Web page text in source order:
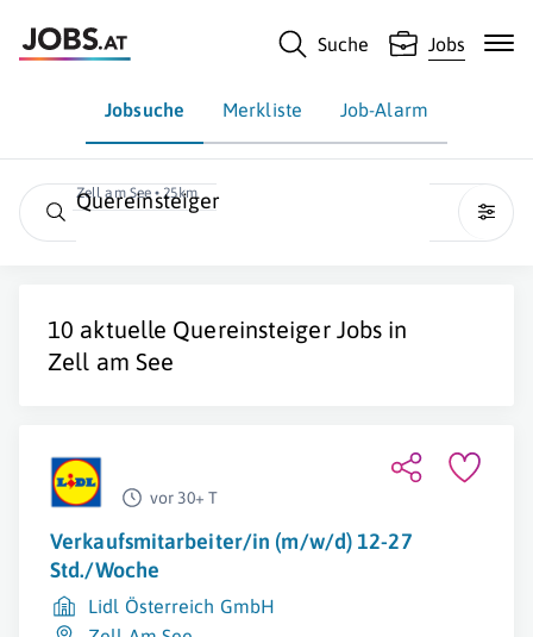
Suche Jobs
Jobsuche Merkliste Job-Alarm
Zell am See • 25km
Quereinsteiger
10 aktuelle QuereinsteigerJobs in
Zell am See
vor 30+ T
Verkaufsmitarbeiter/in (m/w/d) 12-27
Std./Woche
Lidl Österreich GmbH